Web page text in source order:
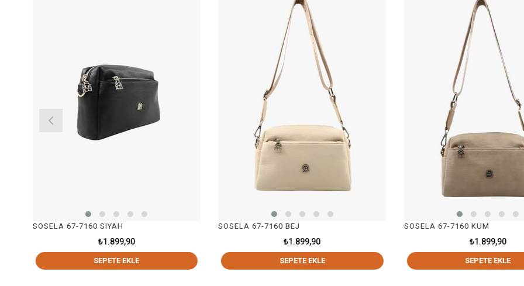
SOSELA 67-7160 SIYAH
₺1.899,90
SEPETE EKLE
SOSELA 67-7160 BEJ
₺1.899,90
SEPETE EKLE
SOSELA 67-7160 KUM
₺1.899,90
SEPETE EKLE